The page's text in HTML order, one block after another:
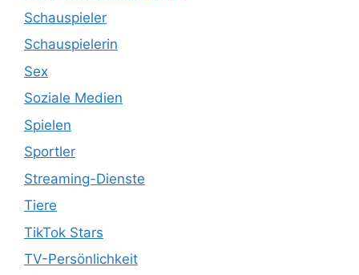
Schauspieler
Schauspielerin
Sex
Soziale Medien
Spielen
Sportler
Streaming-Dienste
Tiere
TikTok Stars
TV-Persönlichkeit